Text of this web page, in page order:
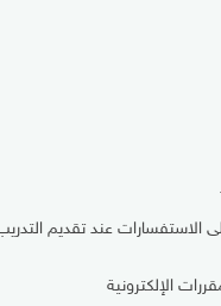
الاستفسارات عند تقديم
الإلكترونية